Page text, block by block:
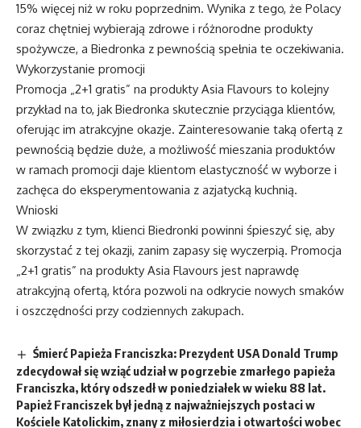
15% więcej niż w roku poprzednim. Wynika z tego, że Polacy
coraz chętniej wybierają zdrowe i różnorodne produkty
spożywcze, a Biedronka z pewnością spełnia te oczekiwania.
Wykorzystanie promocji
Promocja „2+1 gratis” na produkty Asia Flavours to kolejny
przykład na to, jak Biedronka skutecznie przyciąga klientów,
oferując im atrakcyjne okazje. Zainteresowanie taką ofertą z
pewnością będzie duże, a możliwość mieszania produktów
w ramach promocji daje klientom elastyczność w wyborze i
zachęca do eksperymentowania z azjatycką kuchnią.
Wnioski
W związku z tym, klienci Biedronki powinni śpieszyć się, aby
skorzystać z tej okazji, zanim zapasy się wyczerpią. Promocja
„2+1 gratis” na produkty Asia Flavours jest naprawdę
atrakcyjną ofertą, która pozwoli na odkrycie nowych smaków
i oszczędności przy codziennych zakupach.
Śmierć Papieża Franciszka: Prezydent USA Donald Trump
zdecydował się wziąć udział w pogrzebie zmarłego papieża
Franciszka, który odszedł w poniedziałek w wieku 88 lat.
Papież Franciszek był jedną z najważniejszych postaci w
Kościele Katolickim, znany z miłosierdzia i otwartości wobec